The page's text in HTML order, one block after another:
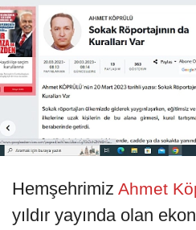
Hemşehrimiz Ahmet
yıldır yayında olan